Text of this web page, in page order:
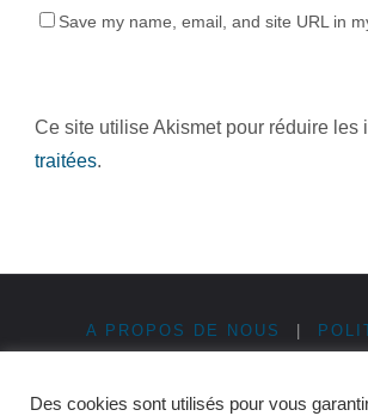
Save my name, email, and site URL in
Ce site utilise Akismet pour réduire les
traitées.
A PROPOS DE NOUS |
Des cookies sont utilisés pour vous